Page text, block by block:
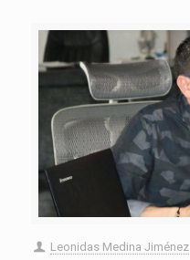
Leonidas Medina Jiménez